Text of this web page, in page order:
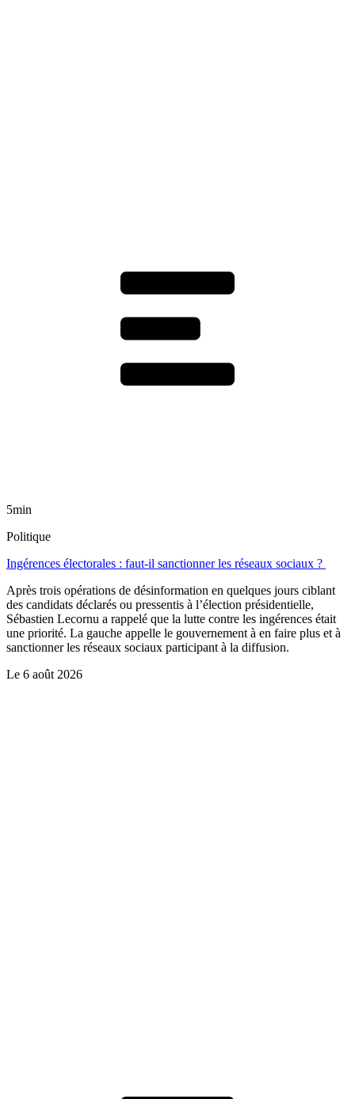
5min
Politique
Ingérences électorales : faut-il sanctionner les réseaux sociaux ?
Après trois opérations de désinformation en quelques jours ciblant
des candidats déclarés ou pressentis à l’élection présidentielle,
Sébastien Lecornu a rappelé que la lutte contre les ingérences était
une priorité. La gauche appelle le gouvernement à en faire plus et à
sanctionner les réseaux sociaux participant à la diffusion.
Le 6 août 2026